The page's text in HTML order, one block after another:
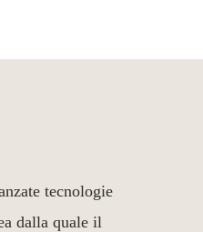
tecnologie
dalla quale il